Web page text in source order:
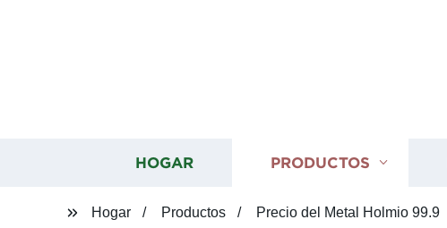
HOGAR PRODUCTOS
Hogar Productos Precio del Metal Holmio 99.9